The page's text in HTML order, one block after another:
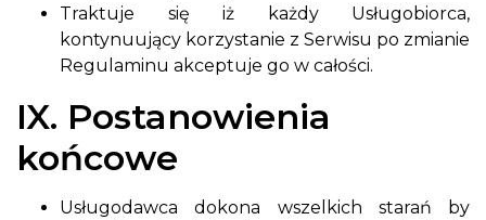
Traktuje się iż każdy Usługobiorca,
kontynuujący korzystanie z Serwisu po zmianie
Regulaminu akceptuje go w całości.
IX. Postanowienia
końcowe
Usługodawca dokona wszelkich starań by